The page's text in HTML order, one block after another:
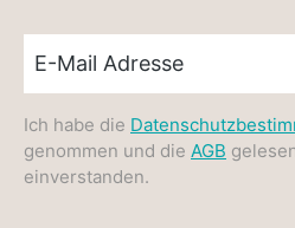
Ich habe die
genommen und die AGB
einverstanden.